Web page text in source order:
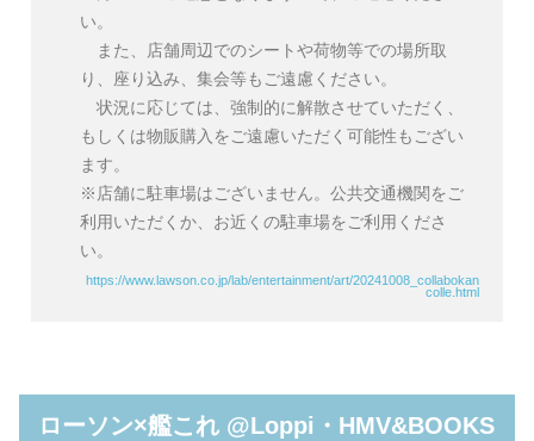
い。
また、店舗周辺でのシートや荷物等での場所取
り、座り込み、集会等もご遠慮ください。
状況に応じては、強制的に解散させていただく、
もしくは物販購入をご遠慮いただく可能性もござい
ます。
※店舗に駐車場はございません。公共交通機関をご
利用いただくか、お近くの駐車場をご利用くださ
い。
https://www.lawson.co.jp/lab/entertainment/art/20241008_collabokan
colle.html
ローソン×艦これ @Loppi・HMV&BOOKS